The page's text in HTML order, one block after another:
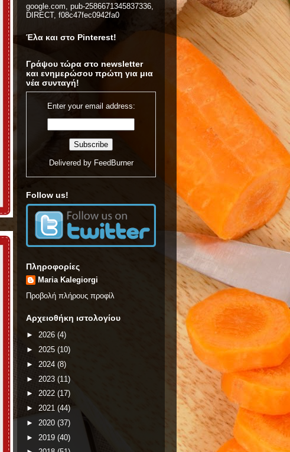
google.com, pub-2586671345837336,
DIRECT, f08c47fec0942fa0
Έλα και στο Pinterest!
Γράψου τώρα στο newsletter
και ενημερώσου πρώτη για μια
νέα συνταγή!
Enter your email address:
Delivered by FeedBurner
Follow us!
Πληροφορίες
Maria Kalegiorgi
Προβολή πλήρους προφίλ
Αρχειοθήκη ιστολογίου
► 2026 (4)
► 2025 (10)
► 2024 (8)
► 2023 (11)
► 2022 (17)
► 2021 (44)
► 2020 (37)
► 2019 (40)